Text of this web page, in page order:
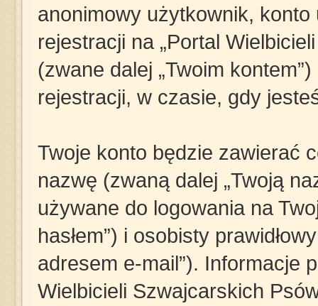
anonimowy użytkownik,
rejestracji na „Portal
(zwane dalej „Twoim
rejestracji, w czasie, gdy
Twoje konto będzie zawierać
nazwę (zwaną dalej „Twoją
używane do logowania na
hasłem”) i osobisty
adresem e-mail”). Informacje
Wielbicieli Szwajcarskich